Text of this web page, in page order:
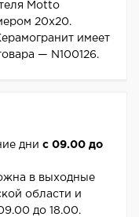
Motto
20x20.
имеет
— N100126.
дни с 09.00 до
в выходные
области и
до 18.00.